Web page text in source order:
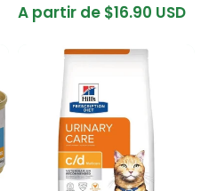
Precio
A partir de $16.90 USD